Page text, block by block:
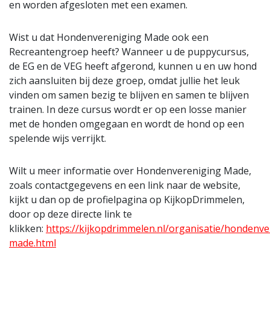
en worden afgesloten met een examen.
Wist u dat Hondenvereniging Made ook een
Recreantengroep heeft? Wanneer u de puppycursus,
de EG en de VEG heeft afgerond, kunnen u en uw hond
zich aansluiten bij deze groep, omdat jullie het leuk
vinden om samen bezig te blijven en samen te blijven
trainen. In deze cursus wordt er op een losse manier
met de honden omgegaan en wordt de hond op een
spelende wijs verrijkt.
Wilt u meer informatie over Hondenvereniging Made,
zoals contactgegevens en een link naar de website,
kijkt u dan op de profielpagina op KijkopDrimmelen,
door op deze directe link te
klikken: https://kijkopdrimmelen.nl/organisatie/
made.html